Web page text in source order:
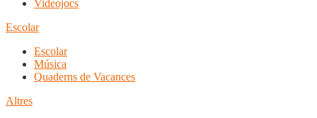
Videojocs
Escolar
Escolar
Música
Quaderns de Vacances
Altres